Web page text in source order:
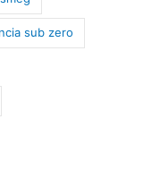
sub zero